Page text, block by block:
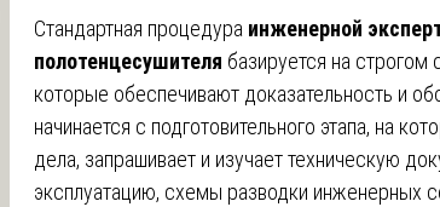
Стандартная процедура инженерной
полотенцесушителя базируется на
которые обеспечивают доказательность и
начинается с подготовительного этапа, на
дела, запрашивает и изучает техническую
эксплуатацию, схемы разводки инженерных